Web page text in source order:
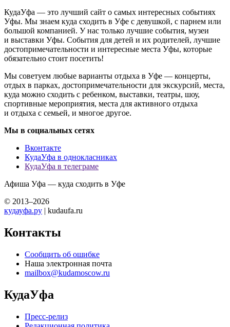
КудаУфа — это лучший сайт о самых интересных событиях
Уфы. Мы знаем куда сходить в Уфе с девушкой, с парнем или
большой компанией. У нас только лучшие события, музеи
и выставки Уфы. События для детей и их родителей, лучшие
достопримечательности и интересные места Уфы, которые
обязательно стоит посетить!
Мы советуем любые варианты отдыха в Уфе — концерты,
отдых в парках, достопримечательности для экскурсий, места,
куда можно сходить с ребенком, выставки, театры, шоу,
спортивные мероприятия, места для активного отдыха
и отдыха с семьей, и многое другое.
Мы в социальных сетях
Вконтакте
КудаУфа в однокласниках
КудаУфа в телеграме
Афиша Уфа — куда сходить в Уфе
© 2013–2026
кудауфа.ру | kudaufa.ru
Контакты
Сообщить об ошибке
Наша электронная почта
mailbox@kudamoscow.ru
КудаУфа
Пресс-релиз